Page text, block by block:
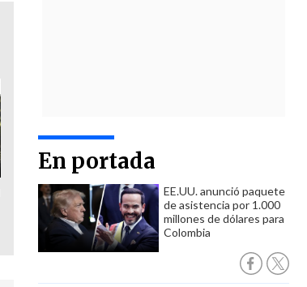
En portada
EE.UU. anunció paquete
de asistencia por 1.000
millones de dólares para
Colombia